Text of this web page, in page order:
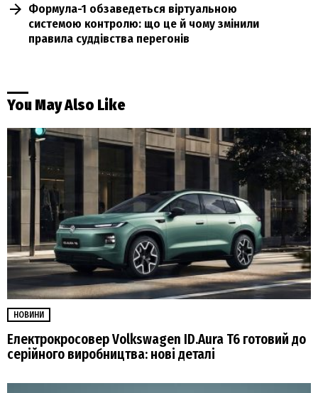
Формула-1 обзаведеться віртуальною
системою контролю: що це й чому змінили
правила суддівства перегонів
You May Also Like
НОВИНИ
Електрокросовер Volkswagen ID.Aura T6 готовий до
серійного виробництва: нові деталі